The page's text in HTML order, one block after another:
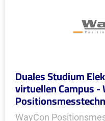
Duales Studium
virtuellen Campus -
WayCon